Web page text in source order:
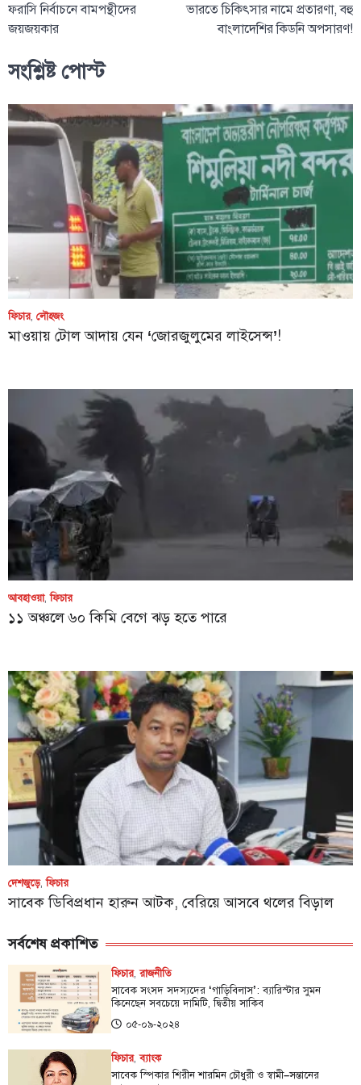
ফরাসি নির্বাচনে বামপন্থীদের
জয়জয়কার
ভারতে চিকিৎসার নামে প্রতারণা, বহু
বাংলাদেশির কিডনি অপসারণ!
সংশ্লিষ্ট পোস্ট
ফিচার, লৌহজং
মাওয়ায় টোল আদায় যেন ‘জোরজুলুমের লাইসেন্স’!
আবহাওয়া,ফিচার
১১ অঞ্চলে ৬০ কিমি বেগে ঝড় হতে পারে
দেশজুড়ে,ফিচার
সাবেক ডিবিপ্রধান হারুন আটক, বেরিয়ে আসবে থলের বিড়াল
সর্বশেষ প্রকাশিত
ফিচার,রাজনীতি
সাবেক সংসদ সদস্যদের ‘গাড়িবিলাস’: ব্যারিস্টার সুমন
কিনেছেন সবচেয়ে দামিটি, দ্বিতীয় সাকিব
০৫-০৯-২০২৪
ফিচার,ব্যাংক
সাবেক স্পিকার শিরীন শারমিন চৌধুরী ও স্বামী–সন্তানের